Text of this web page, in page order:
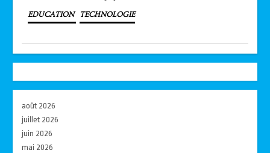
EDUCATION TECHNOLOGIE
août 2026
juillet 2026
juin 2026
mai 2026